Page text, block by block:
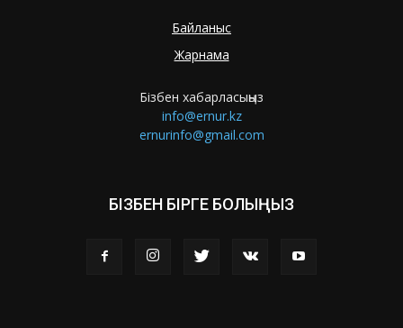
Байланыс
Жарнама
Бізбен хабарласыңыз
info@ernur.kz
ernurinfo@gmail.com
БІЗБЕН БІРГЕ БОЛЫҢЫЗ